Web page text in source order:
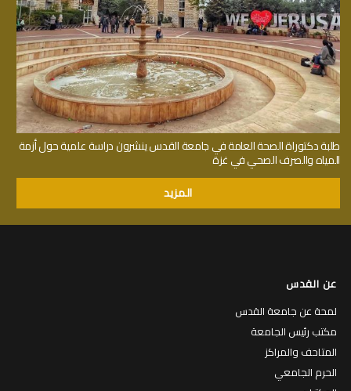
طلبة دكتوراة الصحة العامة في جامعة القدس ينشرون دراسة علمية حول أزمة
المياه والصرف الصحي في غزة
المزيد
عن القدس
لمحة عن جامعة القدس
مكتب رئيس الجامعة
المتاحف والمراكز
الحرم الجامعي